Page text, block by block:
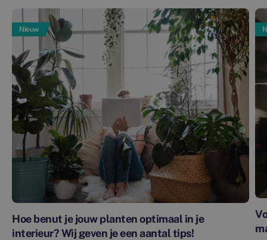
Nieuw
Hoe benut je jouw planten optimaal in je
interieur? Wij geven je een aantal tips!